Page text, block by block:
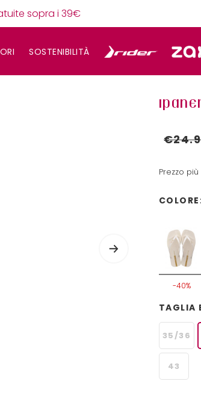
sopra i 39€
SOSTENIBILITÀ
Prezzo
-40%
TAGLIA
35/36
43